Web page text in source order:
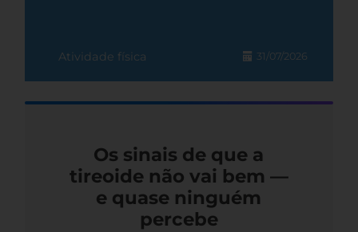
Atividade física 31/07/2026
Os sinais de que a
tireoide não vai bem —
e quase ninguém
percebe